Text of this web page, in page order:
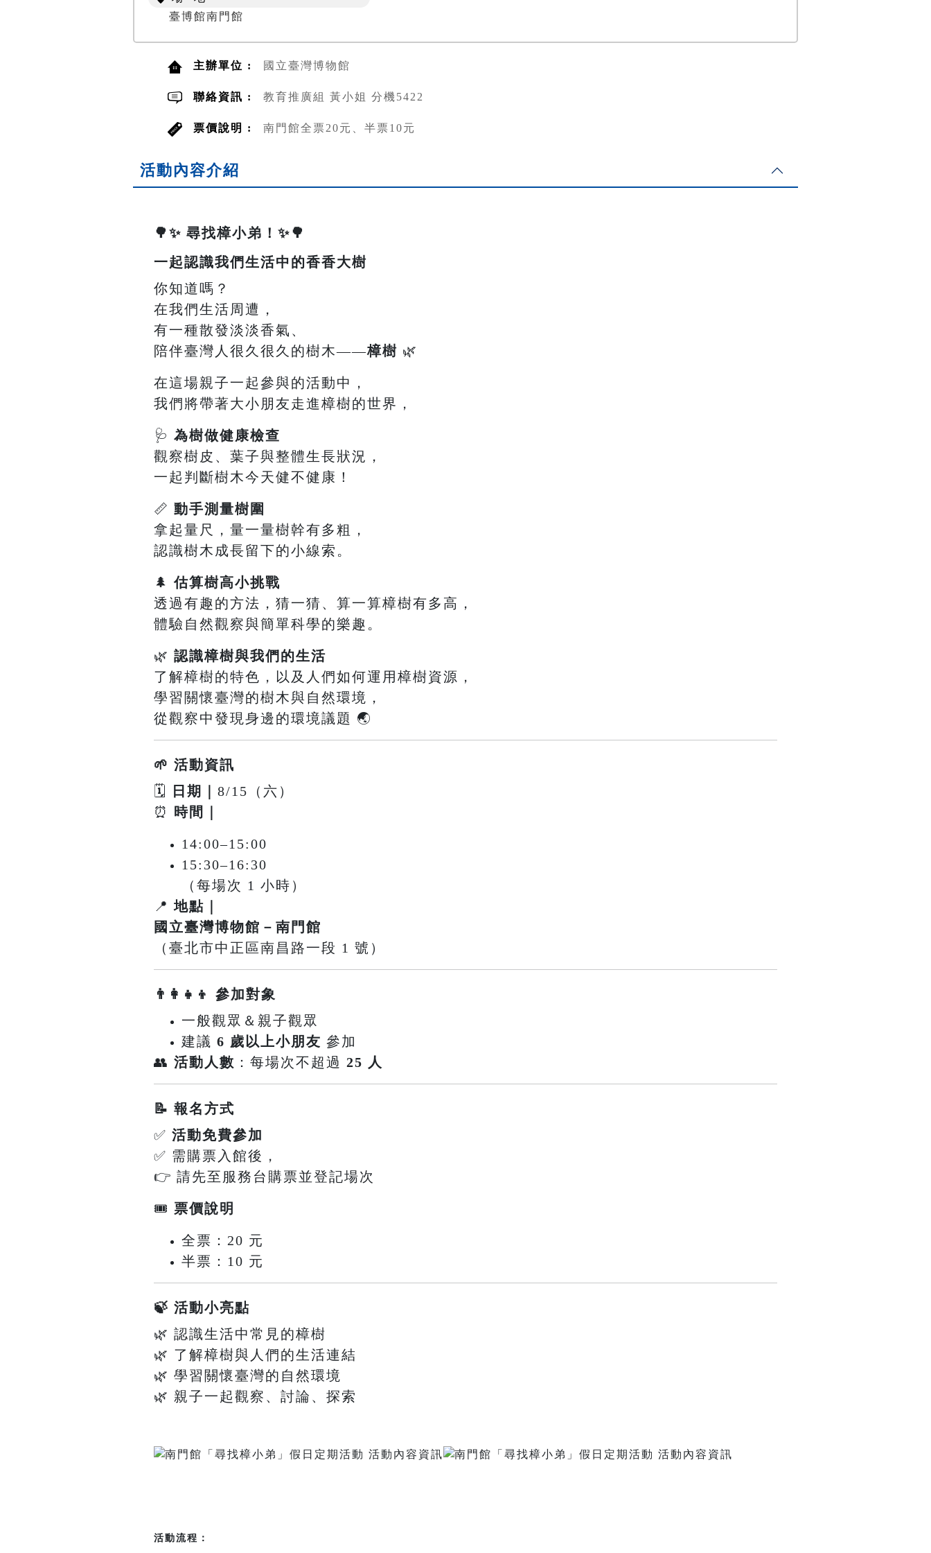
臺博館南門館
主辦單位 : 國立臺灣博物館
聯絡資訊 : 教育推廣組 黃小姐 分機5422
票價說明 : 南門館全票20元、半票10元
活動內容介紹
🌳✨ 尋找樟小弟！✨🌳
一起認識我們生活中的香香大樹
你知道嗎？
在我們生活周遭，
有一種散發淡淡香氣、
陪伴臺灣人很久很久的樹木——樟樹 🌿
在這場親子一起參與的活動中，
我們將帶著大小朋友走進樟樹的世界，
🩺 為樹做健康檢查
觀察樹皮、葉子與整體生長狀況，
一起判斷樹木今天健不健康！
📏 動手測量樹圍
拿起量尺，量一量樹幹有多粗，
認識樹木成長留下的小線索。
🌲估算樹高小挑戰
透過有趣的方法，猜一猜、算一算樟樹有多高，
體驗自然觀察與簡單科學的樂趣。
🌿 認識樟樹與我們的生活
了解樟樹的特色，以及人們如何運用樟樹資源，
學習關懷臺灣的樹木與自然環境，
從觀察中發現身邊的環境議題 🌏
🌱 活動資訊
🗓
日期｜ 8/15（六）
⏰
時間｜
14:00–15:00
15:30–16:30
（每場次 1 小時）
📍地點｜
國立臺灣博物館－南門館
（臺北市中正區南昌路一段 1 號）
👨‍👩‍👧‍👦 參加對象
一般觀眾＆親子觀眾
建議 6 歲以上小朋友 參加
👥 活動人數 ：每場次不超過 25 人
📝 報名方式
✅ 活動免費參加
✅ 需購票入館後，
👉 請先至服務台購票並登記場次
🎟 票價說明
全票：20 元
半票：10 元
🍃 活動小亮點
🌿 認識生活中常見的樟樹
🌿 了解樟樹與人們的生活連結
🌿 學習關懷臺灣的自然環境
🌿 親子一起觀察、討論、探索
活動流程：